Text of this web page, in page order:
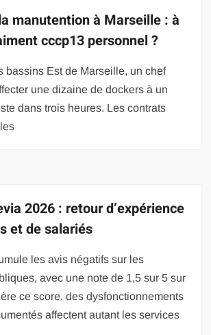
manutention à Marseille : à
cccp13 personnel ?
bassins Est de Marseille, un chef
une dizaine de dockers à un
dans trois heures. Les contrats
2026 : retour d’expérience
et de salariés
les avis négatifs sur les
avec une note de 1,5 sur 5 sur
ce score, des dysfonctionnements
affectent autant les services